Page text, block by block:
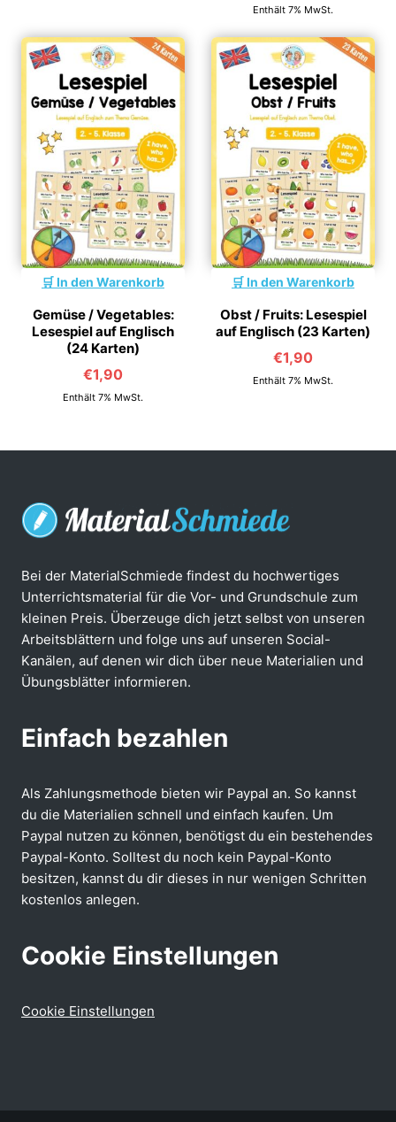
Enthält 7% MwSt.
In den Warenkorb
Gemüse / Vegetables:
Lesespiel auf Englisch
(24 Karten)
€1,90
Enthält 7% MwSt.
In den Warenkorb
Obst / Fruits: Lesespiel
auf Englisch (23 Karten)
€1,90
Enthält 7% MwSt.
Bei der MaterialSchmiede findest du hochwertiges
Unterrichtsmaterial für die Vor- und Grundschule zum
kleinen Preis. Überzeuge dich jetzt selbst von unseren
Arbeitsblättern und folge uns auf unseren Social-
Kanälen, auf denen wir dich über neue Materialien und
Übungsblätter informieren.
Einfach bezahlen
Als Zahlungsmethode bieten wir Paypal an. So kannst
du die Materialien schnell und einfach kaufen. Um
Paypal nutzen zu können, benötigst du ein bestehendes
Paypal-Konto. Solltest du noch kein Paypal-Konto
besitzen, kannst du dir dieses in nur wenigen Schritten
kostenlos anlegen.
Cookie Einstellungen
Cookie Einstellungen